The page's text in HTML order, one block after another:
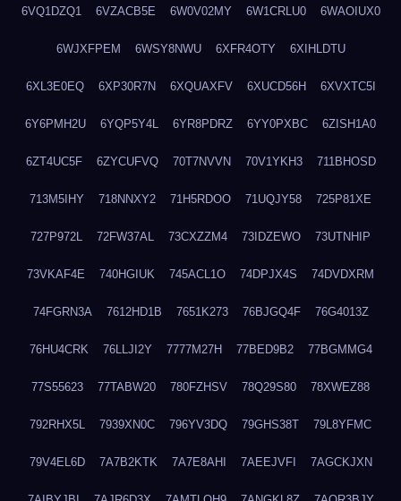
6VQ1DZQ1 6VZACB5E 6W0V02MY 6W1CRLU0 6WAOIUX0
6WJXFPEM 6WSY8NWU 6XFR4OTY 6XIHLDTU
6XL3E0EQ 6XP30R7N 6XQUAXFV 6XUCD56H 6XVXTC5I
6Y6PMH2U 6YQP5Y4L 6YR8PDRZ 6YY0PXBC 6ZISH1A0
6ZT4UC5F 6ZYCUFVQ 70T7NVVN 70V1YKH3 711BHOSD
713M5IHY 718NNXY2 71H5RDOO 71UQJY58 725P81XE
727P972L 72FW37AL 73CXZZM4 73IDZEWO 73UTNHIP
73VKAF4E 740HGIUK 745ACL1O 74DPJX4S 74DVDXRM
74FGRN3A 7612HD1B 7651K273 76BJGQ4F 76G4013Z
76HU4CRK 76LLJI2Y 7777M27H 77BED9B2 77BGMMG4
77S55623 77TABW20 780FZHSV 78Q29S80 78XWEZ88
792RHX5L 7939XN0C 796YV3DQ 79GHS38T 79L8YFMC
79V4EL6D 7A7B2KTK 7A7E8AHI 7AEEJVFI 7AGCKJXN